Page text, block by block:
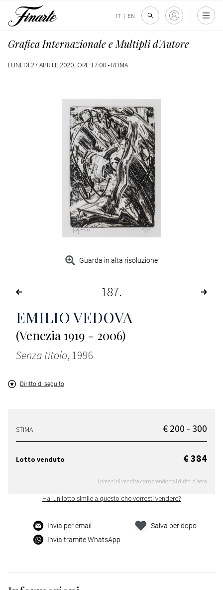
IT | EN
Grafica Internazionale e Multipli d'Autore
LUNEDÌ 27 APRILE 2020, ORE 17:00 • ROMA
Guarda in alta risoluzione
187
EMILIO VEDOVA
(Venezia 1919 - 2006)
Senza titolo, 1996
Diritto di seguito
STIMA € 200 - 300
Lotto venduto € 384
I prezzi di vendita comprendono i diritti d'asta
Hai un lotto simile a questo che vorresti vendere?
Invia per email
Invia tramite WhatsApp
Salva per dopo